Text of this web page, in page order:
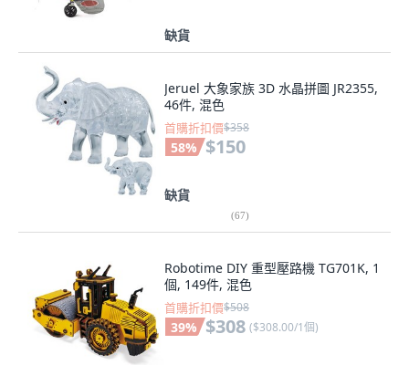
缺貨
Jeruel 大象家族 3D 水晶拼圖 JR2355,
46件, 混色
首購折扣價$358
58% $150
缺貨
(67)
Robotime DIY 重型壓路機 TG701K, 1
個, 149件, 混色
首購折扣價$508
39% $308 ($308.00/1個)